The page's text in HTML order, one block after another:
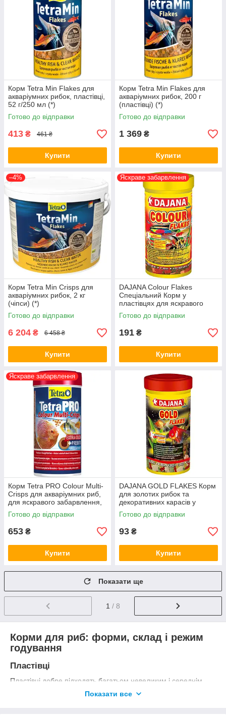
Корм Tetra Min Flakes для
акваріумних рибок, пластівці,
52 г/250 мл (*)
Готово до відправки
413 ₴ 461 ₴
Купити
Корм Tetra Min Flakes для
акваріумних рибок, 200 г
(пластівці) (*)
Готово до відправки
1 369 ₴
Купити
–4%
Корм Tetra Min Crisps для
акваріумних рибок, 2 кг
(чіпси) (*)
Готово до відправки
6 204 ₴ 6 458 ₴
Купити
Яскраве забарвлення
DAJANA Colour Flakes
Спеціальний Корм у
пластівцях для яскравого
забарвлення 250 мл/50 г
DP002B(5012)
Готово до відправки
191 ₴
Купити
Яскраве забарвлення
Корм Tetra PRO Colour Multi-
Crisps для акваріумних риб,
для яскравого забарвлення,
55 г (чіпси) (*)
Готово до відправки
653 ₴
Купити
DAJANA GOLD FLAKES Корм
для золотих рибок та
декоративних карасів у
пластівцях 100 мл/20 г
DP001A(5002)
Готово до відправки
93 ₴
Купити
Показати ще
1 / 8
Корми для риб: форми, склад і режим
годування
Пластівці
Пластівці добре підходять багатьом невеликим і середнім
рибам, що годуються біля поверхні та в товщі води. Їх легко
Показати все